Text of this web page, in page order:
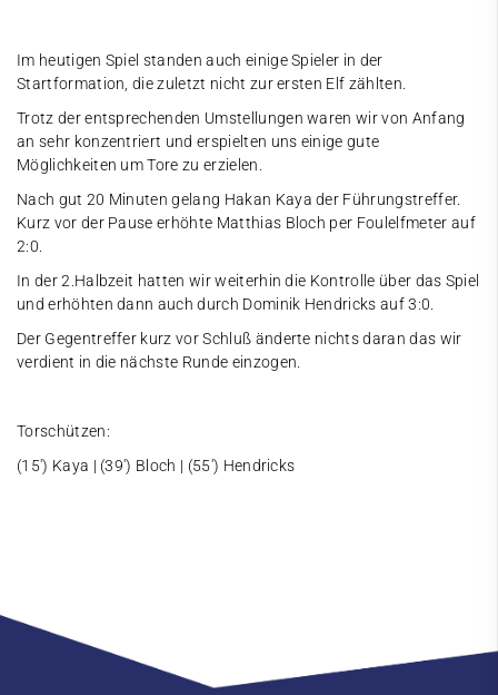
Im heutigen Spiel standen auch einige Spieler in der
Startformation, die zuletzt nicht zur ersten Elf zählten.
Trotz der entsprechenden Umstellungen waren wir von Anfang
an sehr konzentriert und erspielten uns einige gute
Möglichkeiten um Tore zu erzielen.
Nach gut 20 Minuten gelang Hakan Kaya der Führungstreffer.
Kurz vor der Pause erhöhte Matthias Bloch per Foulelfmeter auf
2:0.
In der 2.Halbzeit hatten wir weiterhin die Kontrolle über das Spiel
und erhöhten dann auch durch Dominik Hendricks auf 3:0.
Der Gegentreffer kurz vor Schluß änderte nichts daran das wir
verdient in die nächste Runde einzogen.
Torschützen:
(15') Kaya | (39') Bloch | (55') Hendricks